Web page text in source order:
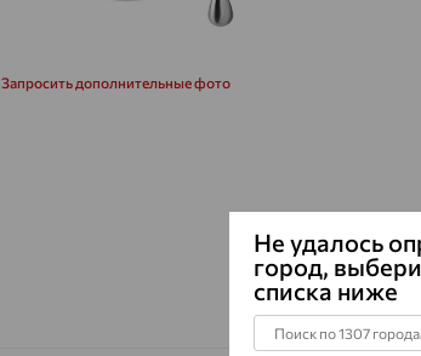
Запросить дополнительные фото
Не удалось
город,
списка ниже